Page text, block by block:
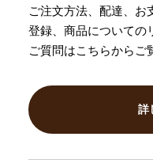
ご注文方法、配達、お
登録、商品についての
ご質問はこちらからご
詳